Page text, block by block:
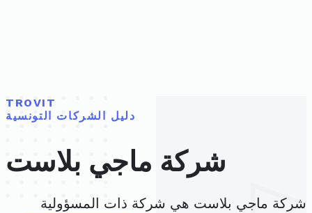
TROVIT
دليل الشركات التونسية
شركة ماجي بلاست
شركة ماجي بلاست هي شركة ذات المسؤولية